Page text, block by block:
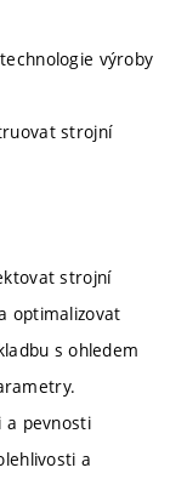
výroby
strojní
strojní
optimalizovat
s ohledem
a pevnosti
a